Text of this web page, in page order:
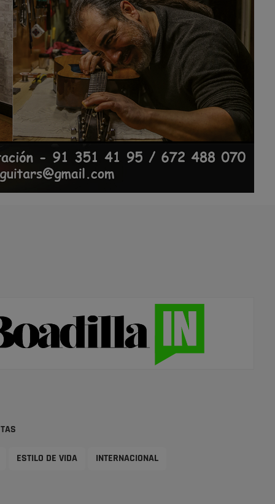
ESTILO DE VIDA INTERNACIONAL